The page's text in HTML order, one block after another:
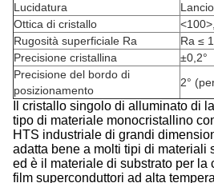
Lucidatura
Ottica di cristallo
Rugosità superficiale Ra
Ra ≤
Precisione cristallina
±0,2°
Precisione del bordo di
posizionamento
2°
Il cristallo singolo di alluminato di
tipo di materiale monocristallino
HTS industriale di grandi
adatta bene a molti tipi di materiali
ed è il materiale di substrato per la
film superconduttori ad alta